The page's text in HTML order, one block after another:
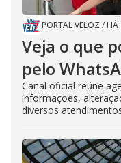
PORTAL VELOZ / HÁ
Veja o que
pelo
Canal oficial reúne
informações,
diversos